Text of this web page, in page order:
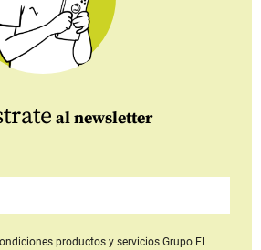
al newsletter
productos y serviciosGrupo EL